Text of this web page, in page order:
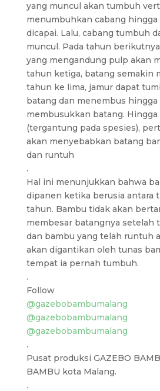
yang muncul akan tumbuh
menumbuhkan cabang hingga
dicapai. Lalu, cabang tumbuh
muncul. Pada tahun
yang mengandung pulp akan
tahun ketiga, batang semakin
tahun ke lima, jamur dapat
batang dan menembus hingga
membusukkan batang.
(tergantung pada spesies),
akan menyebabkan batang
dan runtuh
.
Hal ini menunjukkan bahwa
dipanen ketika berusia antara
tahun. Bambu tidak akan
membesar batangnya setelah
dan bambu yang telah runtuh
akan digantikan oleh tunas
tempat ia pernah tumbuh.
.
Follow
@gazebobambumalang
@gazebobambumalang
@gazebobambumalang
.
Pusat produksi GAZEBO
BAMBU kota Malang.
.